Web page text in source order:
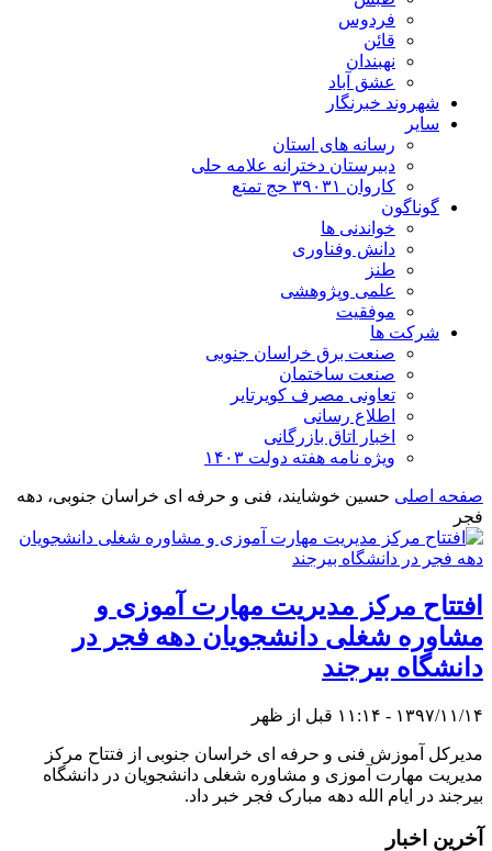
فردوس
قائن
نهبندان
عشق آباد
شهروند خبرنگار
سایر
رسانه های استان
دبیرستان دخترانه علامه حلی
کاروان ۳۹۰۳۱ حج تمتع
گوناگون
خواندنی ها
دانش وفناوری
طنز
علمی وپژوهشی
موفقیت
شرکت ها
صنعت برق خراسان جنوبی
صنعت ساختمان
تعاونی مصرف کویرتایر
اطلاع رسانی
اخبار اتاق بازرگانی
ویژه نامه هفته دولت ۱۴۰۳
صفحه اصلی حسین خوشایند، فنی و حرفه ای خراسان جنوبی، دهه
فجر
افتتاح مرکز مدیریت مهارت آموزی و
مشاوره شغلی دانشجویان دهه فجر در
دانشگاه بیرجند
۱۳۹۷/۱۱/۱۴ - ۱۱:۱۴ قبل از ظهر
مدیرکل آموزش فنی و حرفه ای خراسان جنوبی از فتتاح مرکز
مدیریت مهارت آموزی و مشاوره شغلی دانشجویان در دانشگاه
بیرجند در ایام الله دهه مبارک فجر خبر داد.
آخرین اخبار